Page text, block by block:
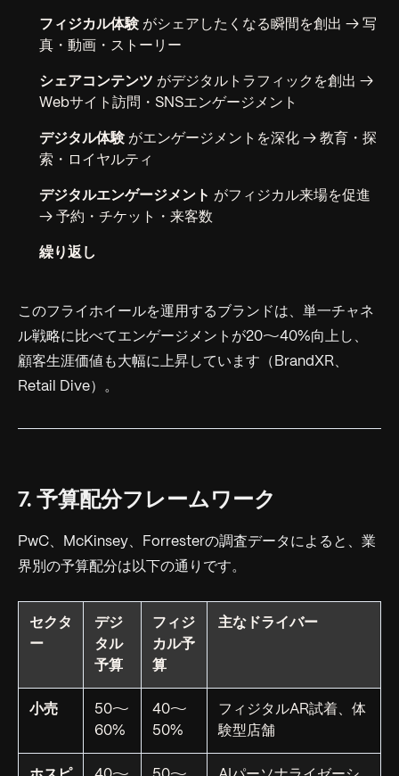
フィジカル体験 がシェアしたくなる瞬間を創出 → 写
真・動画・ストーリー
シェアコンテンツ がデジタルトラフィックを創出 →
Webサイト訪問・SNSエンゲージメント
デジタル体験 がエンゲージメントを深化 → 教育・探
索・ロイヤルティ
デジタルエンゲージメント がフィジカル来場を促進
→ 予約・チケット・来客数
繰り返し
このフライホイールを運用するブランドは、単一チャネ
ル戦略に比べてエンゲージメントが20〜40%向上し、
顧客生涯価値も大幅に上昇しています（BrandXR、
Retail Dive）。
7. 予算配分フレームワーク
PwC、McKinsey、Forresterの調査データによると、業
界別の予算配分は以下の通りです。
セクタ
ー
デジ
タル
予算
フィジ
カル予
算
主なドライバー
小売
50〜
60%
40〜
50%
フィジタルAR試着、体
験型店舗